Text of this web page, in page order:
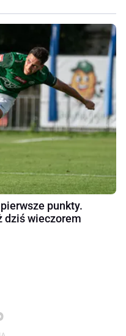
punkty.
dziś wieczorem